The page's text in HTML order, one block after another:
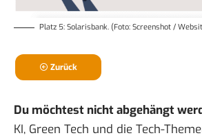
Platz 5: Solarisbank. (Foto: Screenshot /
Zurück
Du möchtest nicht abgehängt
KI, Green Tech und die Tech-